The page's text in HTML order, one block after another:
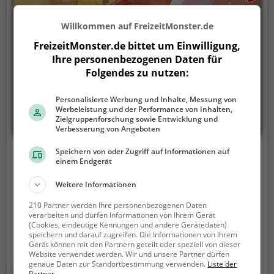
Kaiser-Therme Bad Abbach
Kurallee, 93077 Bad Abbach
Das Kaiser-Therme Bad Abbach ist ein Thermalbad in
Bad Abbach.Einfach mal entspannen und den Alltag
hinter sich lassen - genau das kannst du im Kaiser-
Therme Bad Abbach. In den mit natürlichem
Grundwasser gefüllten Becken kannst du dich bei
Willkommen auf FreizeitMonster.de
FreizeitMonster.de bittet um Einwilligung,
Ihre personenbezogenen Daten für
Folgendes zu nutzen:
Personalisierte Werbung und Inhalte, Messung von
Werbeleistung und der Performance von Inhalten,
Zielgruppenforschung sowie Entwicklung und
Verbesserung von Angeboten
Speichern von oder Zugriff auf Informationen auf
einem Endgerät
Weitere Informationen
210 Partner werden Ihre personenbezogenen Daten
verarbeiten und dürfen Informationen von Ihrem Gerät
(Cookies, eindeutige Kennungen und andere Gerätedaten)
speichern und darauf zugreifen. Die Informationen von Ihrem
Gerät können mit den Partnern geteilt oder speziell von dieser
Website verwendet werden. Wir und unsere Partner dürfen
genaue Daten zur Standortbestimmung verwenden. Liste der